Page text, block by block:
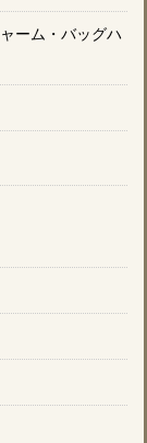
ーム・バッグハ